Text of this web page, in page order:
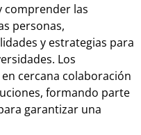
comprender las
personas,
y estrategias para
Los
cercana colaboración
formando parte
garantizar una